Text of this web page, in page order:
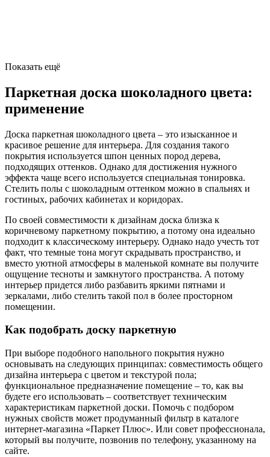
Показать ещё
Паркетная доска шоколадного цвета:
применение
Доска паркетная шоколадного цвета – это изысканное и
красивое решение для интерьера. Для создания такого
покрытия используется шпон ценных пород дерева,
подходящих оттенков. Однако для достижения нужного
эффекта чаще всего используется специальная тонировка.
Стелить полы с шоколадным оттенком можно в спальнях и
гостиных, рабочих кабинетах и коридорах.
По своей совместимости к дизайнам доска близка к
коричневому паркетному покрытию, а потому она идеально
подходит к классическому интерьеру. Однако надо учесть тот
факт, что темные тона могут скрадывать пространство, и
вместо уютной атмосферы в маленькой комнате вы получите
ощущение тесноты и замкнутого пространства. А потому
интерьер придется либо разбавить яркими пятнами и
зеркалами, либо стелить такой пол в более просторном
помещении.
Как подобрать доску паркетную
При выборе подобного напольного покрытия нужно
основывать на следующих принципах: совместимость общего
дизайна интерьера с цветом и текстурой пола;
функциональное предназначение помещение – то, как вы
будете его использовать – соответствует техническим
характеристикам паркетной доски. Помочь с подбором
нужных свойств может продуманный фильтр в каталоге
интернет-магазина «Паркет Плюс». Или совет профессионала,
который вы получите, позвонив по телефону, указанному на
сайте.